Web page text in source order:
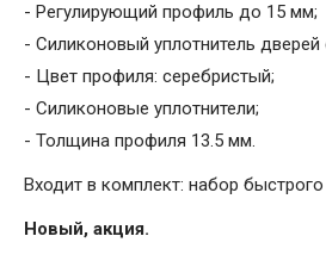
- Регулирующий профиль до 15 мм;
- Силиконовый уплотнитель
- Цвет профиля: серебристый;
- Силиконовые уплотнители;
- Толщина профиля 13.5 мм.
Входит в комплект: набор
Новый, акция.